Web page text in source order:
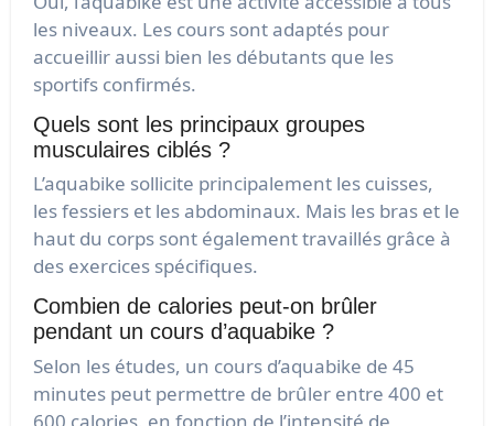
les niveaux. Les cours sont adaptés pour
accueillir aussi bien les débutants que les
sportifs confirmés.
Quels sont les principaux groupes
musculaires ciblés ?
L’aquabike sollicite principalement les cuisses,
les fessiers et les abdominaux. Mais les bras et le
haut du corps sont également travaillés grâce à
des exercices spécifiques.
Combien de calories peut-on brûler
pendant un cours d’aquabike ?
Selon les études, un cours d’aquabike de 45
minutes peut permettre de brûler entre 400 et
600 calories, en fonction de l’intensité de